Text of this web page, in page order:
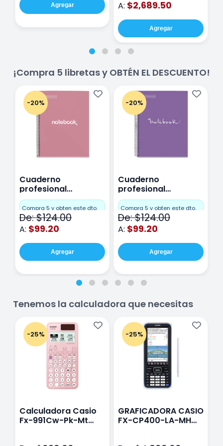
Agregar A: $2,689.50
Agregar
¡Compra 5 libretas y OBTÉN EL DESCUENTO!
-20%
Cuaderno
profesional
Miquelrius Emotions
Cuadro Chico 80
hojas Rosa
Compra 5 y obten este dto.
De: $124.00
A: $99.20
Agregar
-20%
Cuaderno
profesional
Miquelrius Emotions
raya 80 hojas
Purpura
Compra 5 y obten este dto.
De: $124.00
A: $99.20
Agregar
Tenemos la calculadora que necesitas
-25%
Calculadora Casio
Fx-991Cw-Pk-Mt
-25%
GRAFICADORA CASIO
FX-CP400-LA-MH